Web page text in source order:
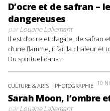
D’ocre et de safran –
dangereuses
parLouane Lallemant
Il est d’ocre et d’agate, de
d’une flamme, il fait la chaleur et
Du spirituel dans...
CULTURE & ARTS PHOTOGRAPHIE 10
Sarah Moon, l’ombre
parLouane Lallemant